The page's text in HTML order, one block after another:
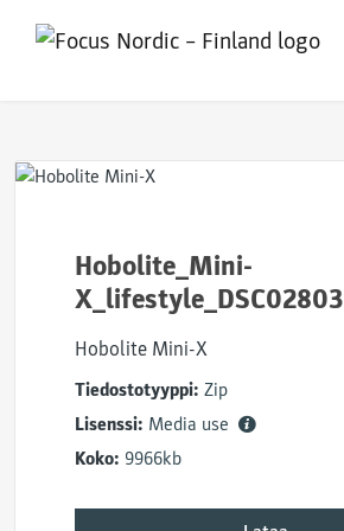
Hobolite_Mini-
X_lifestyle_DSC02803
Hobolite Mini-X
Tiedostotyyppi: Zip
Lisenssi: Media use
Koko: 9966kb